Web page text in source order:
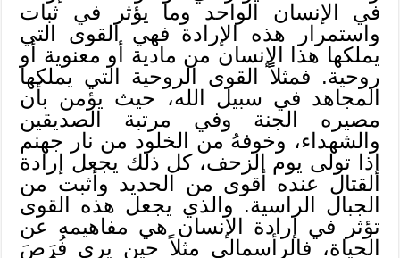
في الإنسان الواحد وما يؤثر في ثبات
واستمرار هذه الإرادة فهي القوى التي
يملكها هذا الإنسان من مادية أو معنوية أو
روحية. فمثلاًً القوى الروحية التي يملكها
المجاهد في سبيل الله، حيث يؤمن بأن
مصيره الجنة وفي مرتبة الصديقين
والشهداء، وخوفهُ من الخلود من نار جهنم
إذا تولى يوم الزحف، كل ذلك يجعل إرادة
القتال عنده أقوى من الحديد وأثبت من
الجبال الراسية. والذي يجعل هذه القوى
تؤثر في إرادة الإنسان هي مفاهيمه عن
الحياة، فالرأسمالي مثلاً حين يرى فُرَصَ